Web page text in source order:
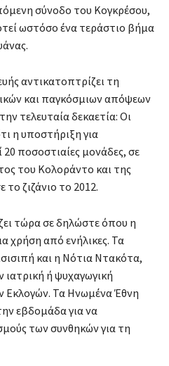
σύνοδο του Κογκρέσου,
ωστόσο ένα τεράστιο βήμα
αντικατοπτρίζει τη
και παγκόσμιων απόψεων
τελευταία δεκαετία: Οι
η υποστήριξη για
20 ποσοστιαίες μονάδες, σε
του Κολοράντο και της
ζιζάνιο το 2012.
τώρα σε δηλώστε όπου η
χρήση από ενήλικες. Τα
και η Νότια Ντακότα,
ή ψυχαγωγική
Εκλογών. Τα Ηνωμένα Έθνη
εβδομάδα για να
των συνθηκών για τη